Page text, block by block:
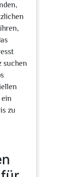
suchen
zu